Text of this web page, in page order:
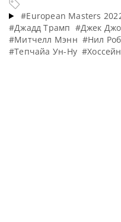
#European Masters
#Джадд Трамп #Джек
#Митчелл Мэнн #Нил
#Тепчайа Ун-Ну